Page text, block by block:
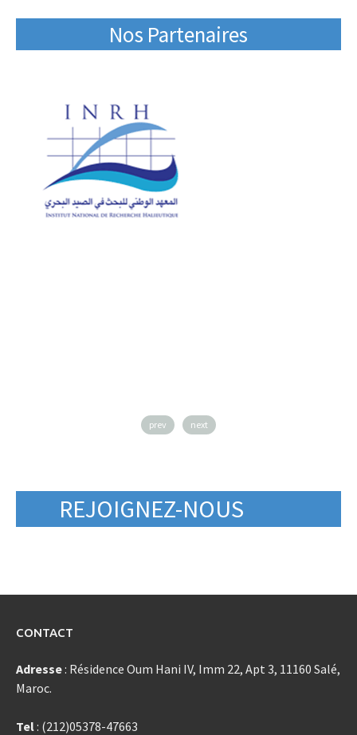
Nos Partenaires
prev next
REJOIGNEZ-NOUS
CONTACT
Adresse: Résidence Oum Hani IV, Imm 22, Apt 3, 11160 Salé,
Maroc.
Tel: (212)05378-47663